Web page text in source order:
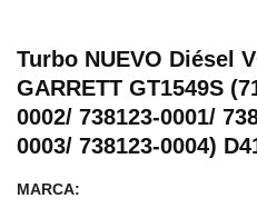
Turbo NUEVO Diésel
GARRETT GT1549S
0002/ 738123-0001/
0003/ 738123-0004)
MARCA: